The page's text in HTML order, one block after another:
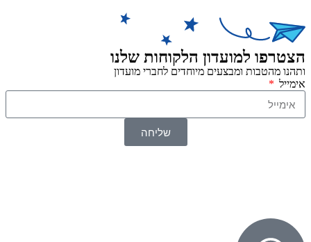
הצטרפו למועדון הלקוחות שלנו
ותהנו מהטבות ומבצעים מיוחדים לחברי מועדון
אימייל
שליחה